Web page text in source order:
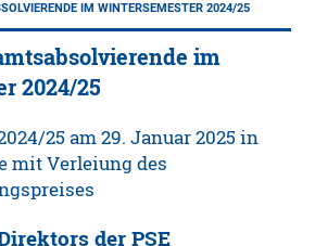
IM WINTERSEMESTER 2024/25
im
2024/25
25 am 29. Januar 2025 in
mit Verleiung des
der PSE